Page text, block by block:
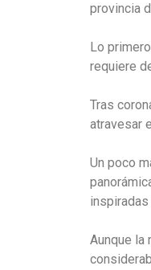
provincia
Lo
requiere
Tras
atravesar
Un poco
Aunque la